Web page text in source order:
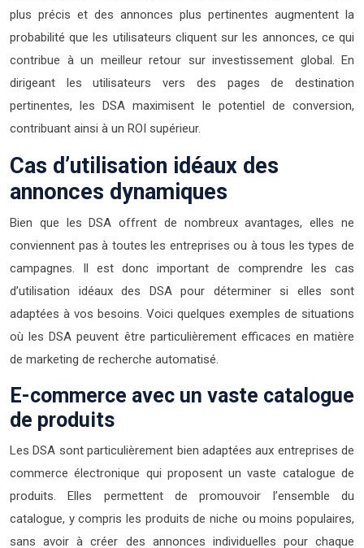
plus précis et des annonces plus pertinentes augmentent la
probabilité que les utilisateurs cliquent sur les annonces, ce qui
contribue à un meilleur retour sur investissement global. En
dirigeant les utilisateurs vers des pages de destination
pertinentes, les DSA maximisent le potentiel de conversion,
contribuant ainsi à un ROI supérieur.
Cas d’utilisation idéaux des
annonces dynamiques
Bien que les DSA offrent de nombreux avantages, elles ne
conviennent pas à toutes les entreprises ou à tous les types de
campagnes. Il est donc important de comprendre les cas
d’utilisation idéaux des DSA pour déterminer si elles sont
adaptées à vos besoins. Voici quelques exemples de situations
où les DSA peuvent être particulièrement efficaces en matière
de marketing de recherche automatisé.
E-commerce avec un vaste catalogue
de produits
Les DSA sont particulièrement bien adaptées aux entreprises de
commerce électronique qui proposent un vaste catalogue de
produits. Elles permettent de promouvoir l’ensemble du
catalogue, y compris les produits de niche ou moins populaires,
sans avoir à créer des annonces individuelles pour chaque